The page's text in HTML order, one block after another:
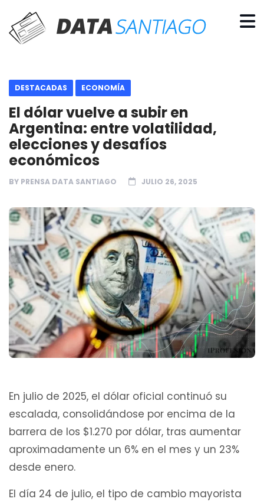
DESTACADAS ECONOMÍA
El dólar vuelve a subir en
Argentina: entre volatilidad,
elecciones y desafíos
económicos
BY PRENSA DATA SANTIAGO JULIO 26, 2025
En julio de 2025, el dólar oficial continuó su
escalada, consolidándose por encima de la
barrera de los $1.270 por dólar, tras aumentar
aproximadamente un 6% en el mes y un 23%
desde enero.
El día 24 de julio, el tipo de cambio mayorista